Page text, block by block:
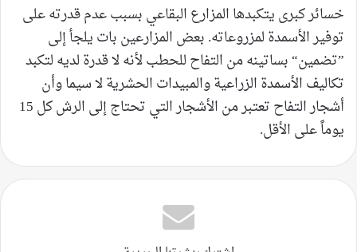
خسائر كبرى يتكبدها المزارع البقاعي بسبب عدم قدرته على
توفير الأسمدة لمزروعاته. بعض المزارعين بات يلجأ إلى
”تضمين“ بساتينه من التفاح للحطب لأنه لا قدرة لديه لتكبد
تكاليف الأسمدة الزراعية والمبيدات الحشرية لا سيما وأن
أشجار التفاح تعتبر من الأشجار التي تحتاج إلى الرش كل 15
يوماً على الأقل.